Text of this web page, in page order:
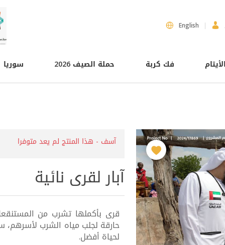
English
فك كربة حملة الصيف 2026 سوريا
آسف - هذا المنتج لم يعد متوفرا
آبار لقرى نائية
قرى بأكملها تشرب من
حارقة لجلب مياه الشرب
لحياة أفضل.